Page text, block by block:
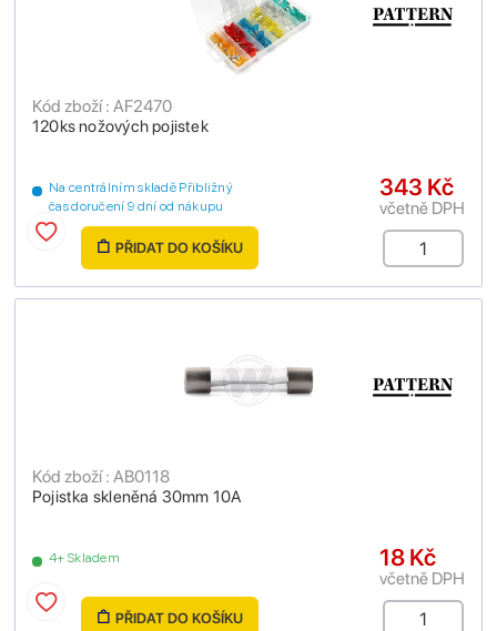
120ks nožových pojistek
Kód zboží : AF2470
Na centrálním skladě Přibližný
čas doručení 9 dní od nákupu
343 Kč
včetně DPH
PŘIDAT DO KOŠÍKU
Pojistka skleněná 30mm 10A
Kód zboží : AB0118
4+ Skladem 18 Kč
včetně DPH
PŘIDAT DO KOŠÍKU